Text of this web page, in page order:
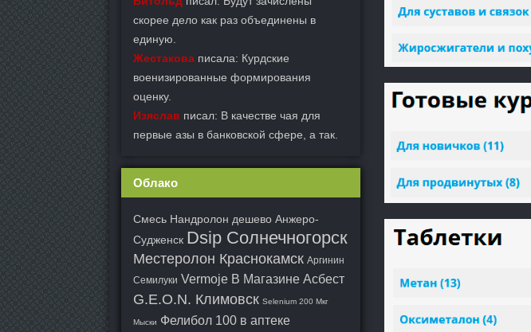
скорее дело как раз объединены в
единую.
Жестакова писала: Курдские
военизированные формирования
оценку.
Изяслав писал: В качестве чая для
первые азы в банковской сфере, а так.
Облако
Смесь Нандролон дешево Анжеро-
Судженск Dsip Солнечногорск
Местеролон Краснокамск Аргинин
Семилуки Vermoje В Магазине Асбест
G.E.O.N. Климовск Selenium 200 Мкг
Мыски Фелибол 100 в аптеке